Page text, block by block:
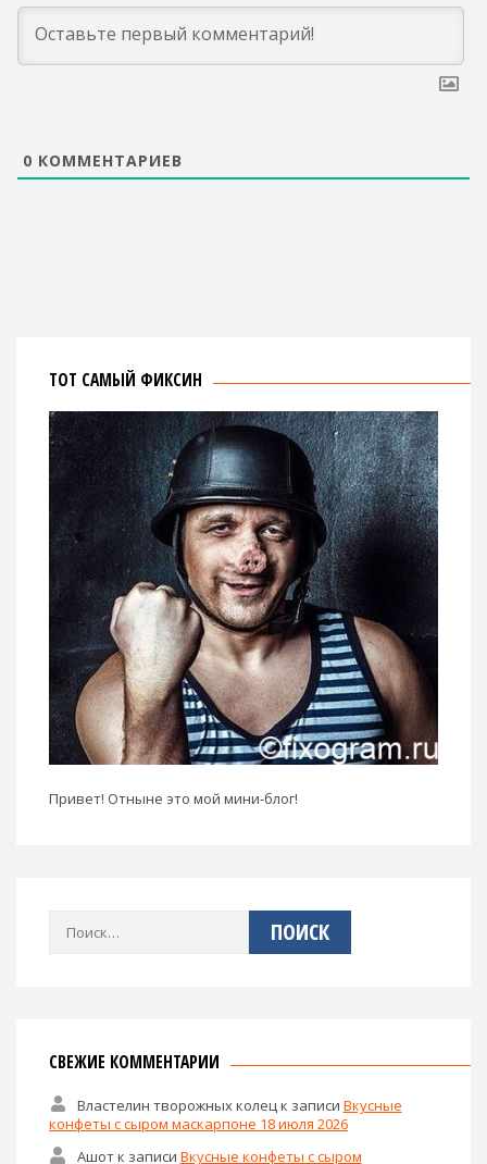
0 КОММЕНТАРИЕВ
ТОТ САМЫЙ ФИКСИН
Привет! Отныне это мой мини-блог!
Найти:
СВЕЖИЕ КОММЕНТАРИИ
Властелин творожных колец к записи Вкусные
конфеты с сыром маскарпоне 18 июля 2026
Ашотк записи Вкусные конфеты с сыром